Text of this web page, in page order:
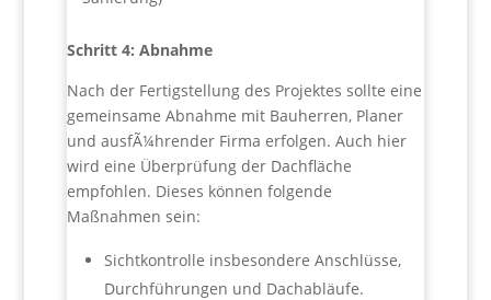
Schritt 4: Abnahme
Nach der Fertigstellung des Projektes sollte eine
gemeinsame Abnahme mit Bauherren, Planer
und ausfÃ¼hrender Firma erfolgen. Auch hier
wird eine Überprüfung der Dachfläche
empfohlen. Dieses können folgende
Maßnahmen sein:
Sichtkontrolle insbesondere Anschlüsse,
Durchführungen und Dachabläufe.